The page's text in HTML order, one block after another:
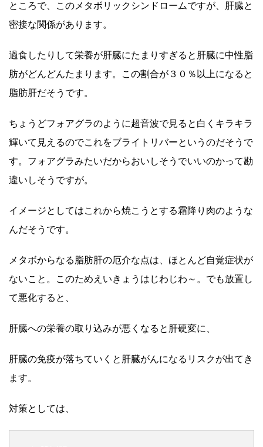
ところで、このメタボリックシンドロームですが、肝臓と
密接な関係があります。
過食したりして栄養が肝臓にたまりすぎると肝臓に中性脂
肪がどんどんたまります。この割合が３０％以上になると
脂肪肝だそうです。
ちょうどフォアグラのように超音波で見ると白くキラキラ
輝いて見えるのでこれをブライトリバーというのだそうで
す。フォアグラみたいだからおいしそうでいいのかって勘
違いしそうですが。
イメージとしてはこれから焼こうとする霜降り肉のような
んだそうです。
メタボからなる脂肪肝の厄介な点は、ほとんど自覚症状が
ないこと。このためえいきょうはじわじわ～。でも放置し
て悪化すると、
肝臓への栄養の取り込みが悪くなると肝硬変に、
肝臓の免疫が落ちていくと肝臓がんになるリスクが出てき
ます。
対策としては、